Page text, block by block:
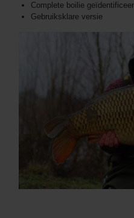
Complete boilie
Gebruiksklare versie